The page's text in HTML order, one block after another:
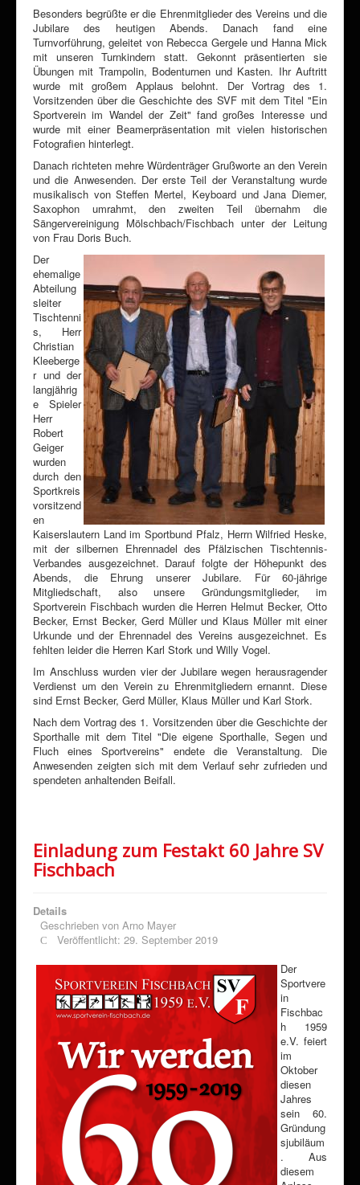
Besonders begrüßte er die Ehrenmitglieder des Vereins und die
Jubilare des heutigen Abends. Danach fand eine
Turnvorführung, geleitet von Rebecca Gergele und Hanna Mick
mit unseren Turnkindern statt. Gekonnt präsentierten sie
Übungen mit Trampolin, Bodenturnen und Kasten. Ihr Auftritt
wurde mit großem Applaus belohnt. Der Vortrag des 1.
Vorsitzenden über die Geschichte des SVF mit dem Titel "Ein
Sportverein im Wandel der Zeit" fand großes Interesse und
wurde mit einer Beamerpräsentation mit vielen historischen
Fotografien hinterlegt.
Danach richteten mehre Würdenträger Grußworte an den Verein
und die Anwesenden. Der erste Teil der Veranstaltung wurde
musikalisch von Steffen Mertel, Keyboard und Jana Diemer,
Saxophon umrahmt, den zweiten Teil übernahm die
Sängervereinigung Mölschbach/Fischbach unter der Leitung
von Frau Doris Buch.
Der
ehemalige
Abteilung
sleiter
Tischtenni
s, Herr
Christian
Kleeberge
r und der
langjährig
e Spieler
Herr
Robert
Geiger
wurden
durch den
Sportkreis
vorsitzend
en
Kaiserslautern Land im Sportbund Pfalz, Herrn Wilfried Heske,
mit der silbernen Ehrennadel des Pfälzischen Tischtennis-
Verbandes ausgezeichnet. Darauf folgte der Höhepunkt des
Abends, die Ehrung unserer Jubilare. Für 60-jährige
Mitgliedschaft, also unsere Gründungsmitglieder, im
Sportverein Fischbach wurden die Herren Helmut Becker, Otto
Becker, Ernst Becker, Gerd Müller und Klaus Müller mit einer
Urkunde und der Ehrennadel des Vereins ausgezeichnet. Es
fehlten leider die Herren Karl Stork und Willy Vogel.
Im Anschluss wurden vier der Jubilare wegen herausragender
Verdienst um den Verein zu Ehrenmitgliedern ernannt. Diese
sind Ernst Becker, Gerd Müller, Klaus Müller und Karl Stork.
Nach dem Vortrag des 1. Vorsitzenden über die Geschichte der
Sporthalle mit dem Titel "Die eigene Sporthalle, Segen und
Fluch eines Sportvereins" endete die Veranstaltung. Die
Anwesenden zeigten sich mit dem Verlauf sehr zufrieden und
spendeten anhaltenden Beifall.
Einladung zum Festakt 60 Jahre SV
Fischbach
Details
Geschrieben von Arno Mayer
Veröffentlicht: 29. September 2019
Der
Sportvere
in
Fischbac
h 1959
e.V. feiert
im
Oktober
diesen
Jahres
sein 60.
Gründung
sjubiläum
. Aus
diesem